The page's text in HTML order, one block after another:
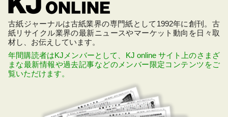
古紙ジャーナルは古紙業界の専門紙として1992年に創刊。古
紙リサイクル業界の最新ニュースやマーケット動向を日々取
材し、お伝えしています。
年間購読者はKJメンバーとして、KJ online サイト上のさまざ
まな最新情報や過去記事などのメンバー限定コンテンツをご
覧いただけます。